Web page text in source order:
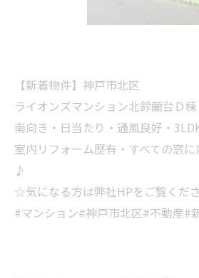
【新着物件】神戸市北区
ライオンズマンション北鈴蘭台Ｄ棟
南向き・日当たり・通風良好・
室内リフォーム歴有・すべての窓
♪
☆気になる方は弊社HPをご覧くだ
#マンション#神戸市北区#不動産#